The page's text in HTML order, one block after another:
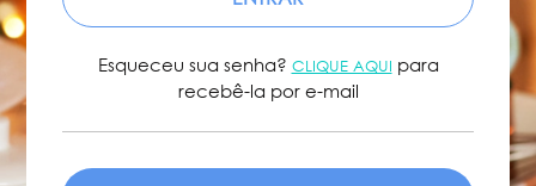
Esqueceu sua senha? CLIQUE AQUI para
recebê-la por e-mail